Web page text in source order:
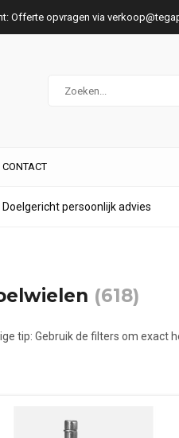
Offerte opvragen via
CONTACT
Doelgericht persoonlijk advies
(618)
tip: Gebruik de filters om exact